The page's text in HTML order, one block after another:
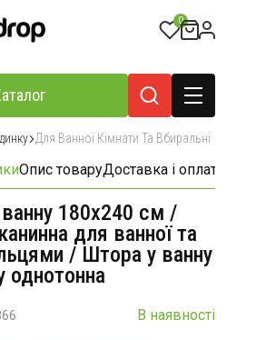
0
Для Ванної Кімнати Та Вбиральні
Опис товаруДоставка і оплата
180х240 см /
для ванної та
/ Штора у ванну
однотонна
В наявності